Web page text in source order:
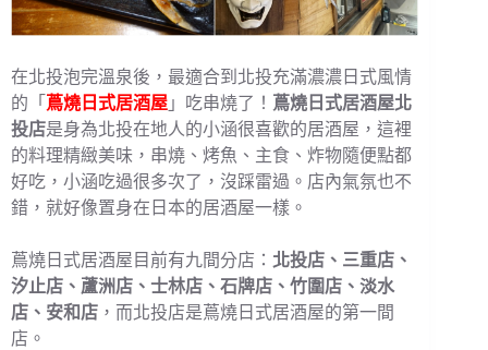
在北投泡完溫泉後，最適合到北投充滿濃濃日式風情
的「 蔦燒日式居酒屋 」吃串燒了！ 蔦燒日式居酒屋北
投店是身為北投在地人的小涵很喜歡的居酒屋，這裡
的料理精緻美味，串燒、烤魚、主食、炸物隨便點都
好吃，小涵吃過很多次了，沒踩雷過。店內氣氛也不
錯，就好像置身在日本的居酒屋一樣。
蔦燒日式居酒屋目前有九間分店： 北投店、三重店、
汐止店、蘆洲店、士林店、石牌店、竹圍店、淡水
店、安和店 ，而北投店是蔦燒日式居酒屋的第一間
店。